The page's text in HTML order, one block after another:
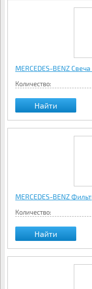
MERCEDES-BENZ
Количество:
Найти
MERCEDES-BENZ
Количество:
Найти